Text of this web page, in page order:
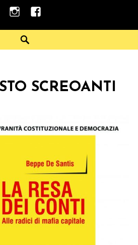
instagramfacebook
SCREOANTI